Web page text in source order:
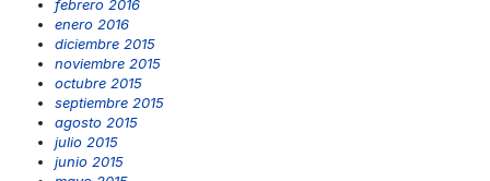
febrero 2016
enero 2016
diciembre 2015
noviembre 2015
octubre 2015
septiembre 2015
agosto 2015
julio 2015
junio 2015